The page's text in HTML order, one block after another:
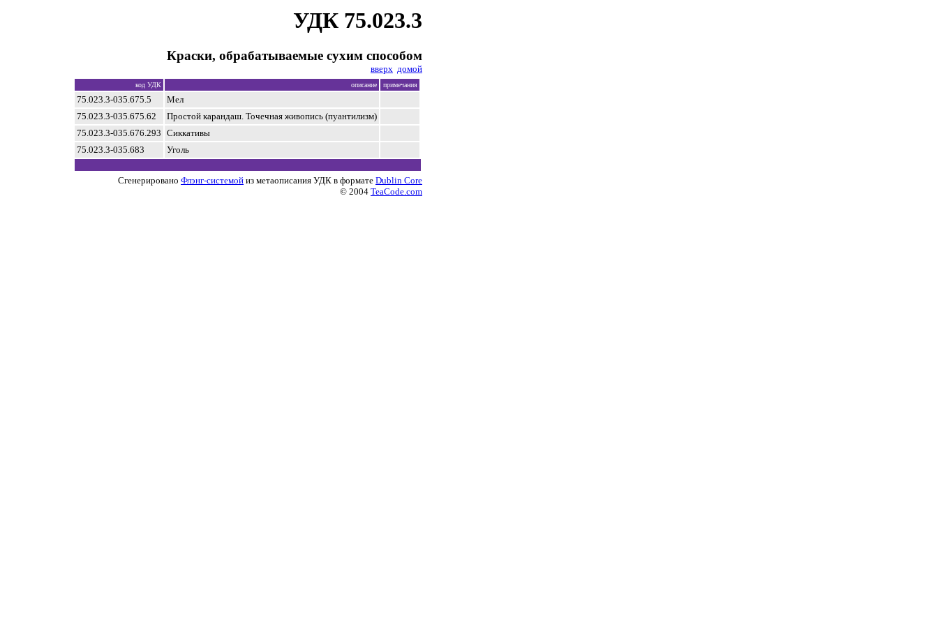
УДК 75.023.3
Краски, обрабатываемые сухим способом
вверх домой
код УДК описание примечания
75.023.3-035.675.5
Мел
75.023.3-035.675.62
Простой карандаш. Точечная живопись (пуантилизм)
75.023.3-035.676.293 Сиккативы
75.023.3-035.683
Уголь
Сгенерировано Флэнг-системой из метаописания УДК в формате Dublin Core
© 2004 TeaCode.com